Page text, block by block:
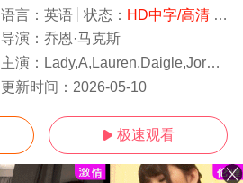
语言： 英语 状态： HD中字/高清- 免费在线观看
导演： 乔恩·马克斯
主演： Lady,A,Lauren,Daigle,Jordan,Davis,Riley,Green,Little
更新时间： 2026-05-10
 极速观看